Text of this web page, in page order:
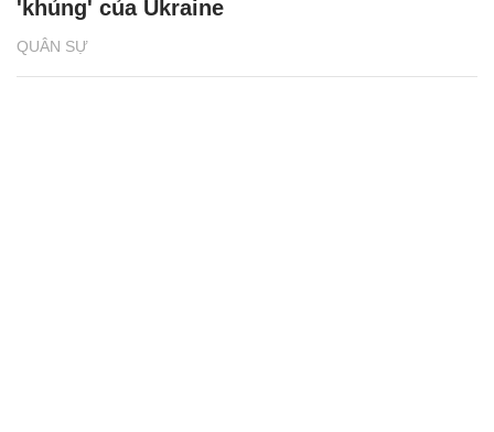
QUÂN SỰ
'khủng' của Ukraine